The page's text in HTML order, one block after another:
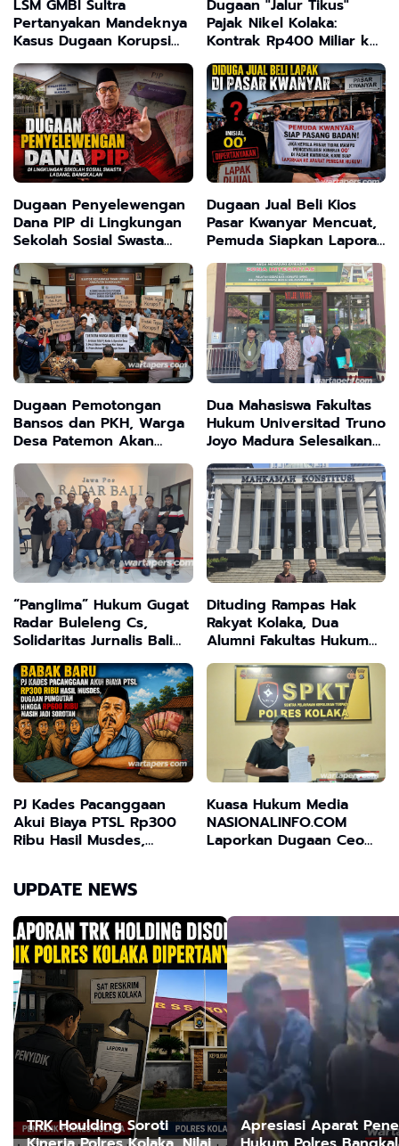
LSM GMBI Sultra
Pertanyakan Mandeknya
Kasus Dugaan Korupsi
Rp26 Miliar: "Ada Upaya
Melindungi Aktor Proyek
Fiktif ? "
Dugaan "Jalur Tikus"
Pajak Nikel Kolaka:
Kontrak Rp400 Miliar ke
Singapura Disorot
Dugaan Penyelewengan
Dana PIP di Lingkungan
Sekolah Sosial Swasta
Labang Bangkalan
Dugaan Jual Beli Kios
Pasar Kwanyar Mencuat,
Pemuda Siapkan Laporan
ke APH
Dugaan Pemotongan
Bansos dan PKH, Warga
Desa Patemon Akan
Gelar Audiensi di Kantor
Kecamatan Tanah Merah
Dua Mahasiswa Fakultas
Hukum Universitad Truno
Joyo Madura Selesaikan
Program Magang di Law
Office Rauf dan Frans
“Panglima” Hukum Gugat
Radar Buleleng Cs,
Solidaritas Jurnalis Bali
Siapkan Perlawanan
Hukum
Dituding Rampas Hak
Rakyat Kolaka, Dua
Alumni Fakultas Hukum
USN Gugat UU Minerba
Ke MK
PJ Kades Pacanggaan
Akui Biaya PTSL Rp300
Ribu Hasil Musdes,
Masih Jadi Sorotan
Kuasa Hukum Media
NASIONALINFO.COM
Laporkan Dugaan Ceo
UPDATE NEWS
TRK Houlding Soroti
Apresiasi Aparat